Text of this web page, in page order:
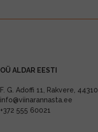
OÜ ALDAR EESTI
F. G. Adoffi 11, Rakvere, 44310
info@viinarannasta.ee
+372 555 60021